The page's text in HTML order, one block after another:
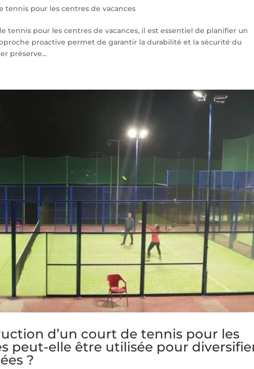
tennis pour les centres de vacances
tennis pour les centres de vacances, il est essentiel de planifier un
proactive permet de garantir la durabilité et la sécurité du
préserve...
d’un court de tennis pour les
peut-elle être utilisée pour
?